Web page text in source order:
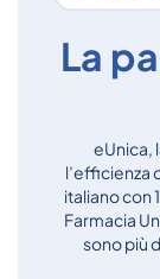
La
eUnica,
l’efficienza
italiano con
Farmacia
sono più